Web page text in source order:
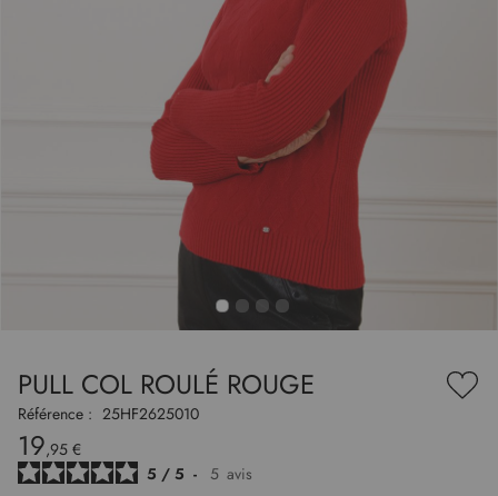
PULL COL ROULÉ ROUGE
à
Référence : 25HF2625010
19,95 €
5 / 5 - 5 avis